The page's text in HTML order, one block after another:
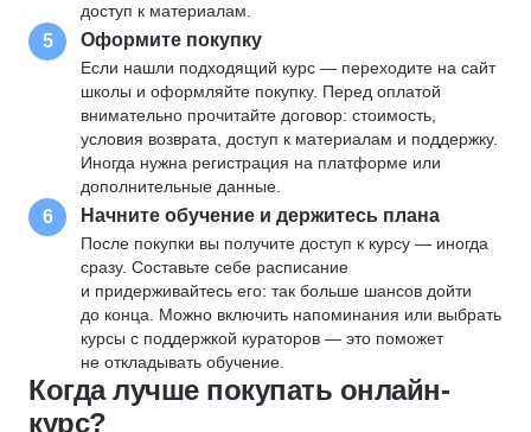
доступ к материалам.
5 Оформите покупку
Если нашли подходящий курс — переходите на сайт
школы и оформляйте покупку. Перед оплатой
внимательно прочитайте договор: стоимость,
условия возврата, доступ к материалам и поддержку.
Иногда нужна регистрация на платформе или
дополнительные данные.
6 Начните обучение и держитесь плана
После покупки вы получите доступ к курсу — иногда
сразу. Составьте себе расписание
и придерживайтесь его: так больше шансов дойти
до конца. Можно включить напоминания или выбрать
курсы с поддержкой кураторов — это поможет
не откладывать обучение.
Когда лучше покупать онлайн-
курс?